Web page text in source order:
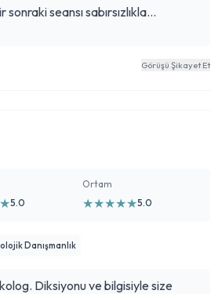
sonraki seansı sabırsızlıkla
Görüşü Şikayet Et
★5.0
Ortam
★★★★★5.0
Danışmanlık
Diksiyonu ve bilgisiyle size